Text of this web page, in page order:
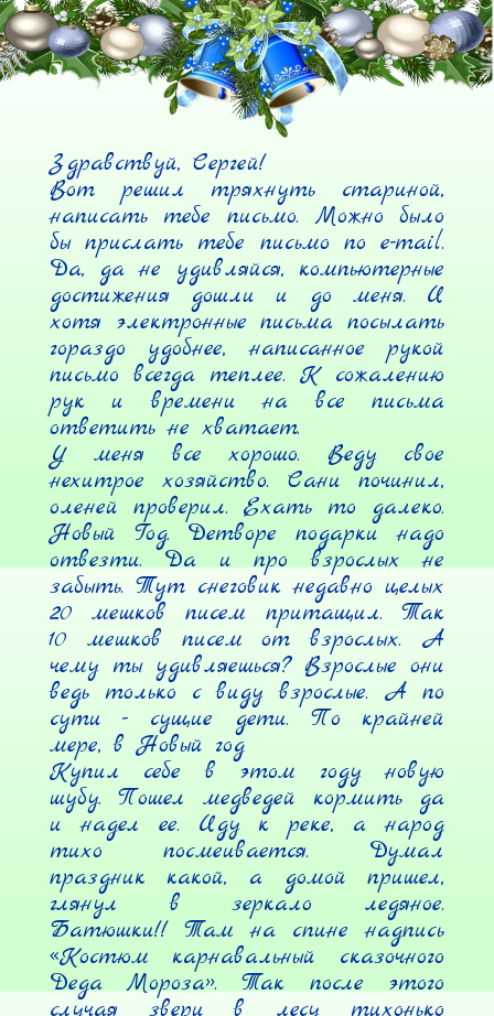
Здравствуй, Сергей!
Вот решил тряхнуть стариной,
написать тебе письмо. Можно было
бы прислать тебе письмо по e-mail.
Да, да не удивляйся, компьютерные
достижения дошли и до меня. И
хотя электронные письма посылать
гораздо удобнее, написанное рукой
письмо всегда теплее. К сожалению
рук и времени на все письма
ответить не хватает.
У меня все хорошо. Веду свое
нехитрое хозяйство. Сани починил,
оленей проверил. Ехать то далеко.
Новый Год. Детворе подарки надо
отвезти. Да и про взрослых не
забыть. Тут снеговик недавно целых
20 мешков писем притащил. Так
10 мешков писем от взрослых. А
чему ты удивляешься? Взрослые они
ведь только с виду взрослые. А по
сути - сущие дети. По крайней
мере, в Новый год
Купил себе в этом году новую
шубу. Пошел медведей кормить да
и надел ее. Иду к реке, а народ
тихо посмеивается. Думал
праздник какой, а домой пришел,
глянул в зеркало ледяное.
Батюшки!! Там на спине надпись
«Костюм карнавальный сказочного
Деда Мороза». Так после этого